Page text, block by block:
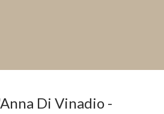
Di Vinadio -